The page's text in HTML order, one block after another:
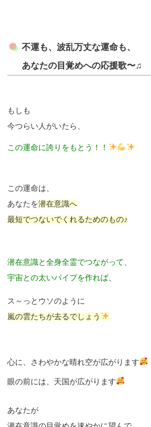
不運も、波乱万丈な運命も、
あなたの目覚めへの応援歌〜♫
もしも
今つらい人がいたら、
この運命に誇りをもとう！！
この運命は、
あなたを潜在意識へ
最短でつないでくれるためのもの♪
潜在意識と全身全霊でつながって、
宇宙との太いパイプを作れば
ス～っとウソのように
嵐の雲たちが去るでしょう
心に、さわやかな晴れ空が広がります
眼の前には、天国が広がります
あなたが